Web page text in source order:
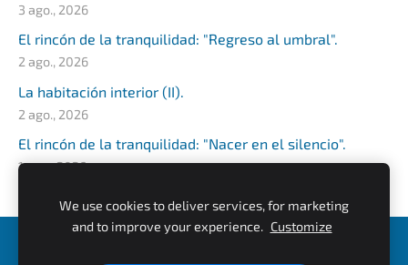
3 ago., 2026
El rincón de la tranquilidad: "Regreso al umbral".
2 ago., 2026
La habitación interior (II).
2 ago., 2026
El rincón de la tranquilidad: "Nacer en el silencio".
1 ago., 2026
We use cookies to deliver services, for marketing
and to improve your experience. Customize